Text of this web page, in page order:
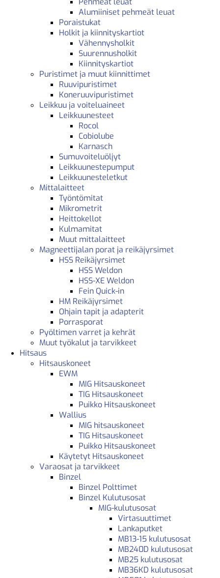
Alumiiniset pehmeät leuat
Poraistukat
Holkit ja kiinnityskartiot
Vähennysholkit
Suurennusholkit
Kiinnityskartiot
Puristimet ja muut kiinnittimet
Ruuvipuristimet
Koneruuvipuristimet
Leikkuu ja voiteluaineet
Leikkuunesteet
Rocol
Cobiolube
Karnasch
Sumuvoiteluöljyt
Leikkuunestepumput
Leikkuunesteletkut
Mittalaitteet
Työntömitat
Mikrometrit
Heittokellot
Kulmamitat
Muut mittalaitteet
Magneettijalan porat ja reikäjyrsimet
HSS Reikäjyrsimet
HSS Weldon
HSS-XE Weldon
Fein Quick-in
HM Reikäjyrsimet
Ohjain tapit ja adapterit
Porrasporat
Pyöltimen varret ja kehrät
Muut työkalut ja tarvikkeet
Hitsaus
Hitsauskoneet
EWM
MIG Hitsauskoneet
TIG Hitsauskoneet
Puikko Hitsauskoneet
Wallius
MIG hitsauskoneet
TIG Hitsauskoneet
Puikko Hitsauskoneet
Käytetyt Hitsauskoneet
Varaosat ja tarvikkeet
Binzel
Binzel Polttimet
Binzel Kulutusosat
MIG-kulutusosat
Virtasuuttimet
Lankaputket
MB13-15 kulutusosat
MB240D kulutusosat
MB25 kulutusosat
MB36KD kulutusosat